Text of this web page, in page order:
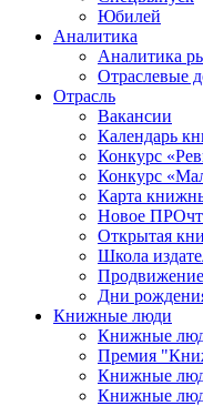
Юбилей
Аналитика
Аналитика
Отраслевые
Отрасль
Вакансии
Календарь
Конкурс
Конкурс
Карта
Новое
Открытая
Школа
Дни
Книжные люди
Книжные
Премия
Книжные
Книжные